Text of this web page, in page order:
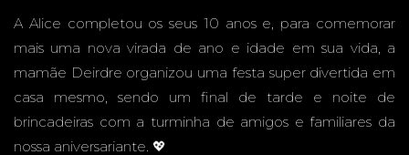
ANOS -
A Alice completou os seus 10 anos e, para comemorar
mais uma nova virada de ano e idade em sua vida, a
mamãe Deirdre organizou uma festa super divertida em
casa mesmo, sendo um final de tarde e noite de
brincadeiras com a turminha de amigos e familiares da
nossa aniversariante. 💖